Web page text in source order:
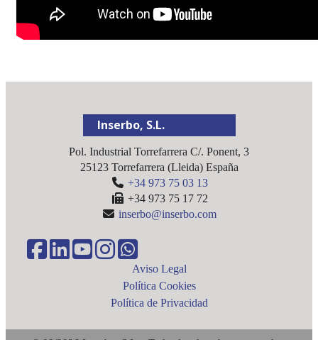
Inserbo, S.L.
Pol. Industrial Torrefarrera C/. Ponent, 3
25123 Torrefarrera (Lleida) España
+34 973 75 03 13
+34 973 75 17 72
inserbo@inserbo.com
Aviso Legal
Política Cookies
Política de Privacidad